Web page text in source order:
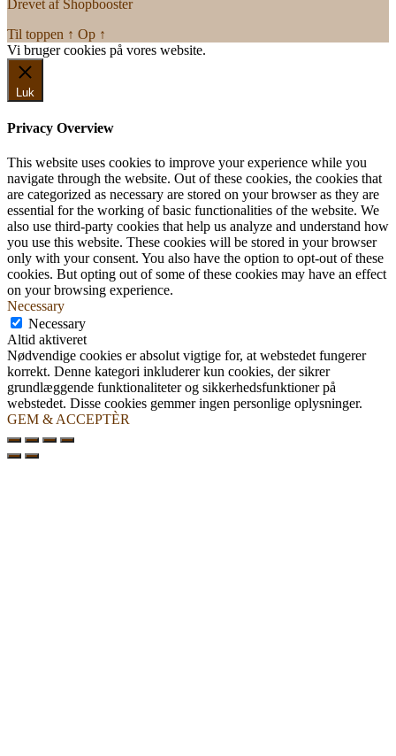
Drevet af Shopbooster
Til toppen ↑ Op ↑
Vi bruger cookies på vores website.
Luk
Privacy Overview
This website uses cookies to improve your experience while you
navigate through the website. Out of these cookies, the cookies that
are categorized as necessary are stored on your browser as they are
essential for the working of basic functionalities of the website. We
also use third-party cookies that help us analyze and understand how
you use this website. These cookies will be stored in your browser
only with your consent. You also have the option to opt-out of these
cookies. But opting out of some of these cookies may have an effect
on your browsing experience.
Necessary
Necessary
Altid aktiveret
Nødvendige cookies er absolut vigtige for, at webstedet fungerer
korrekt. Denne kategori inkluderer kun cookies, der sikrer
grundlæggende funktionaliteter og sikkerhedsfunktioner på
webstedet. Disse cookies gemmer ingen personlige oplysninger.
GEM & ACCEPTÈR